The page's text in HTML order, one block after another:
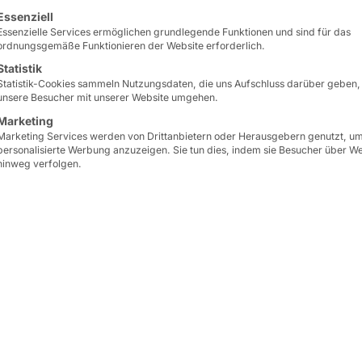
AKHET® Performance
außerordentliche
High-Performance-
Entwickelt für
die optimale Lösung für
Erfolg unterstreicht
Technologiepartner,
bei der digitalen
eine Liste der Service-Gruppen, für die eine
Services ermöglichen grundlegende Funktionen und sind für das
Funktionieren der Website erforderlich.
Cookies sammeln Nutzungsdaten, die uns Aufschluss darüber
Besucher mit unserer Website umgehen.
Services werden von Drittanbietern oder Herausgebern genutzt, um
Werbung anzuzeigen. Sie tun dies, indem sie Besucher über
verfolgen.